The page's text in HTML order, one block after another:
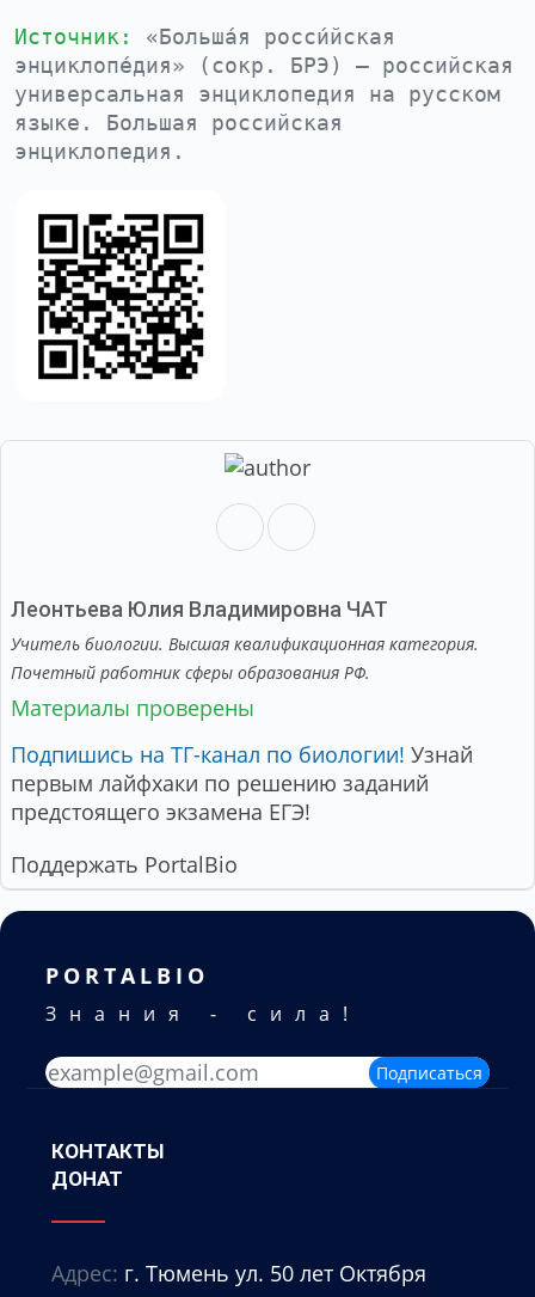
Источник: «Больша́я росси́йская
энциклопе́дия» (сокр. БРЭ) — российская
универсальная энциклопедия на русском
языке. Большая российская
энциклопедия.
Леонтьева Юлия Владимировна ЧАТ
Учитель биологии. Высшая квалификационная категория.
Почетный работник сферы образования РФ.
Материалы проверены
Подпишись на ТГ-канал по биологии! Узнай
первым лайфхаки по решению заданий
предстоящего экзамена ЕГЭ!
Поддержать PortalBio
PORTALBIO
Знания - сила!
Подписаться
КОНТАКТЫ
ДОНАТ
Адрес: г. Тюмень ул. 50 лет Октября